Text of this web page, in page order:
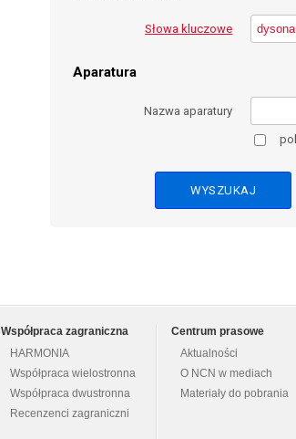
Słowa kluczowe
Aparatura
Nazwa aparatury
Współpraca zagraniczna
HARMONIA
Współpraca wielostronna
Współpraca dwustronna
Recenzenci zagraniczni
Centrum prasowe
Aktualności
O NCN w mediach
Materiały do pobrania